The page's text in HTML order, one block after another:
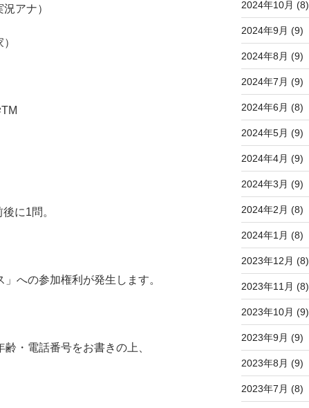
アナ）
に1問。
への参加権利が発生します。
・電話番号をお書きの上、
2024年10月 (8)
2024年9月 (9)
2024年8月 (9)
2024年7月 (9)
2024年6月 (8)
2024年5月 (9)
2024年4月 (9)
2024年3月 (9)
2024年2月 (8)
2024年1月 (8)
2023年12月 (8)
2023年11月 (8)
2023年10月 (9)
2023年9月 (9)
2023年8月 (9)
2023年7月 (8)